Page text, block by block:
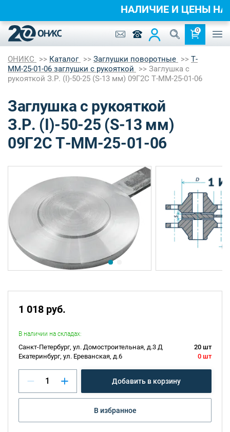
0
ОНИКС Каталог Заглушки поворотные
Т-
ММ-25-01-06 заглушки с рукояткой
Заглушка с
рукояткой З.Р. (I)-50-25 (S-13 мм) 09Г2С Т-ММ-25-01-06
Заглушка с рукояткой
З.Р. (I)-50-25 (S-13 мм)
09Г2С Т-ММ-25-01-06
1 018 руб.
В наличии на складах:
Санкт-Петербург, ул. Домостроительная, д.3 Д
20 шт
Екатеринбург, ул. Ереванская, д.6
0 шт
Добавить в корзину
В избранное
НАЛИЧИЕ И ЦЕНЫ